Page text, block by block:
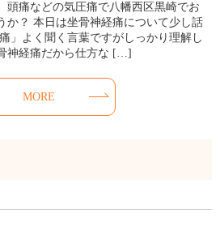
頭痛などの気圧痛で八幡西区黒崎でお
か？ 本日は坐骨神経痛について少し話
」よく聞く言葉ですがしっかり理解し
神経痛だから仕方な […]
MORE